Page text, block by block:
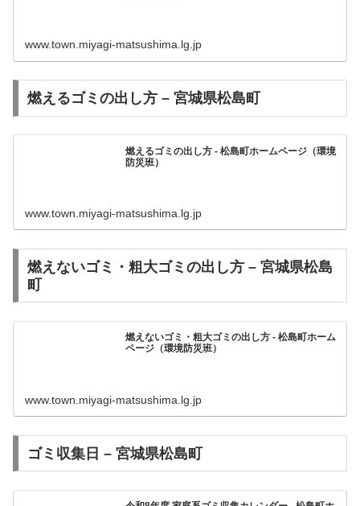
www.town.miyagi-matsushima.lg.jp
燃えるゴミの出し方 – 宮城県松島町
燃えるゴミの出し方 - 松島町ホームページ（環境
防災班）
www.town.miyagi-matsushima.lg.jp
燃えないゴミ・粗大ゴミの出し方 – 宮城県松島
町
燃えないゴミ・粗大ゴミの出し方 - 松島町ホーム
ページ（環境防災班）
www.town.miyagi-matsushima.lg.jp
ゴミ収集日 – 宮城県松島町